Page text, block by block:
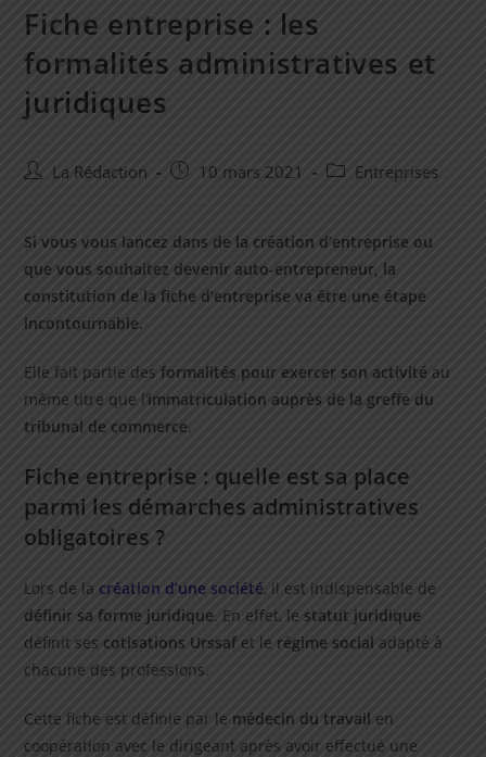
Fiche entreprise : les
formalités administratives et
juridiques
Auteur/autrice
publication :
La Rédaction
Post10 mars 2021
PostEntreprises
Si vous vous lancez dans de la création d’entreprise ou
que vous souhaitez devenir auto-entrepreneur, la
constitution de la fiche d’entreprise va être une étape
incontournable.
Elle fait partie desformalités pour exercer son activité au
même titre que l’immatriculation auprès de la greffe du
tribunal de commerce.
Fiche entreprise : quelle est sa place
parmi les démarches administratives
obligatoires ?
Lors de lacréation d’une société, il est indispensable de
définir sa forme juridique. En effet, le statut juridique
définit ses cotisations Urssafet le régime social adapté à
chacune des professions.
Cette fiche est définie par le médecin du travail en
coopération avec le dirigeant après avoir effectué une